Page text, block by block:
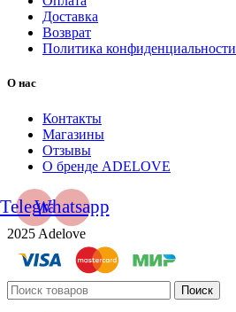
Доставка
Возврат
Политика конфиденциальности
О нас
Контакты
Магазины
Отзывы
О бренде ADELOVE
TelegramWhatsapp
2025 Adelove
Поиск